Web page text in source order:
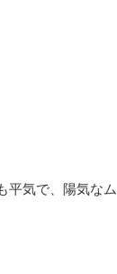
平気で、陽気なム